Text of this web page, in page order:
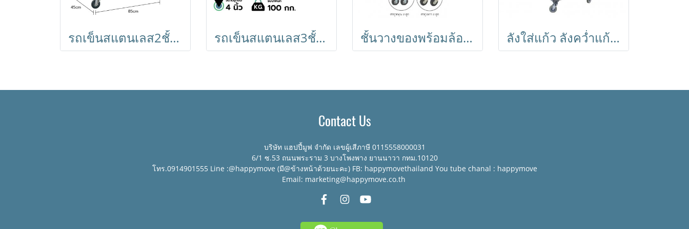
รถเข็นสแตนเลส2ชั้นขนาดใหญ่ 850x450x900 มม.มีที่กั้นกันของหล่น BX-M145M HORECAT รถเข็นสแตนเลส3ชั้นขนาดใหญ่ 850x450x900 มม. BX-M143M HORECAT ชั้นวางของพร้อมล้อ (เสาโตใหญ่1นิ้ว) ชั้นอเนกประสงค์ชุบโครเมี่ยม ชั้นวาง4ชั้น ถอดประกอบได้ Shelf ตรา Happy Move ลังใส่แก้ว ลังคว่ำแก้วพลาสติก 36 ช่อง พร้อมรถเข็นใส่ลังคว่ำแก้ว เข้าเครื่องล้างแก้วได้ HORECAT
Contact Us
บริษัท แฮปปี้มูฟ จำกัด เลขผู้เสีภาษี 0115558000031
6/1 ซ.53 ถนนพระราม 3 บางโพงพาง ยานนาวา กทม.10120
โทร.0914901555 Line :@happymove (มี@ข้างหน้าด้วยนะคะ) FB: happymovethailand You tube chanal : happymove
Email: marketing@happymove.co.th